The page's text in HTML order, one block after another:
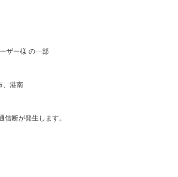
ザー様 の一部
、港南
断が発生します。